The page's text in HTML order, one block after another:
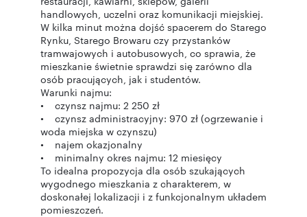
handlowych, uczelni oraz komunikacji miejskiej.
W kilka minut można dojść spacerem do Starego
Rynku, Starego Browaru czy przystanków
tramwajowych i autobusowych, co sprawia, że
mieszkanie świetnie sprawdzi się zarówno dla
osób pracujących, jak i studentów.
Warunki najmu:
• czynsz najmu: 2 250 zł
• czynsz administracyjny: 970 zł (ogrzewanie i
woda miejska w czynszu)
• najem okazjonalny
• minimalny okres najmu: 12 miesięcy
To idealna propozycja dla osób szukających
wygodnego mieszkania z charakterem, w
doskonałej lokalizacji i z funkcjonalnym układem
pomieszczeń.